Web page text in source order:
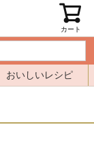
カート
おいしいレシピ